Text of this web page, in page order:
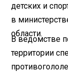
детских и
в
области.
В ведомстве
территории